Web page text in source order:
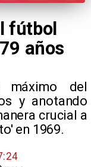
fútbol
años
máximo del
y anotando
crucial a
en 1969.